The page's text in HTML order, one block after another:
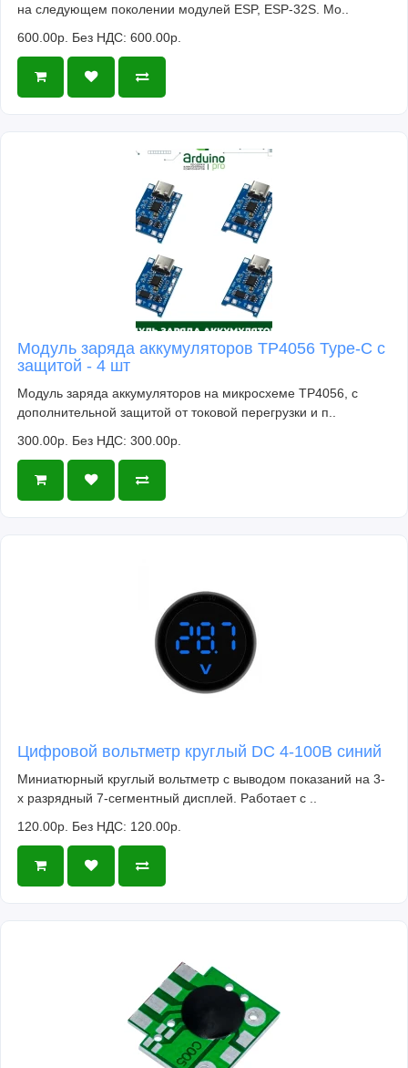
на следующем поколении модулей ESP, ESP-32S. Мо..
600.00р. Без НДС: 600.00р.
Модуль заряда аккумуляторов TP4056 Type-C с
защитой - 4 шт
Модуль заряда аккумуляторов на микросхеме TP4056, с
дополнительной защитой от токовой перегрузки и п..
300.00р. Без НДС: 300.00р.
Цифровой вольтметр круглый DC 4-100В синий
Миниатюрный круглый вольтметр с выводом показаний на 3-
х разрядный 7-сегментный дисплей. Работает с ..
120.00р. Без НДС: 120.00р.